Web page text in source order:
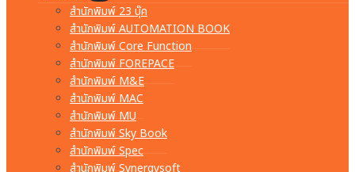
menu
สำนักพิมพ์ 23 บุ๊ค
สำนักพิมพ์ AUTOMATION BOOK
สำนักพิมพ์ Core Function
สำนักพิมพ์ FOREPACE
สำนักพิมพ์ M&E
สำนักพิมพ์ MAC
สำนักพิมพ์ MU
สำนักพิมพ์ Sky Book
สำนักพิมพ์ Spec